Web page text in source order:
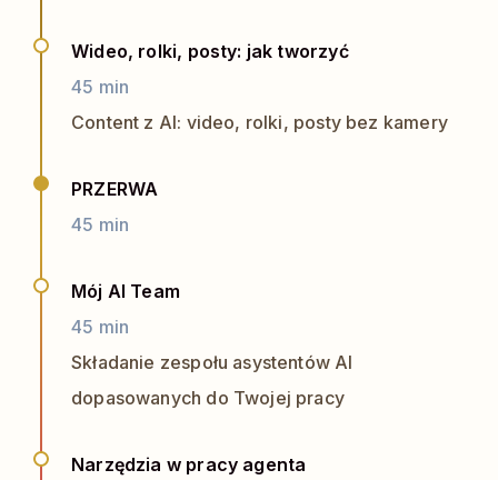
Wideo, rolki, posty: jak tworzyć
45 min
Content z AI: video, rolki, posty bez kamery
PRZERWA
45 min
Mój AI Team
45 min
Składanie zespołu asystentów AI
dopasowanych do Twojej pracy
Narzędzia w pracy agenta